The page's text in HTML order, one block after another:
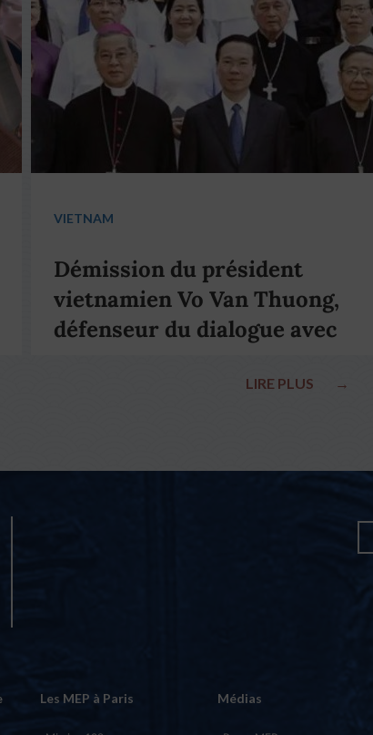
VIETNAM
Démission du président
vietnamien Vo Van Thuong,
défenseur du dialogue avec
LIRE PLUS →
Les MEP à Paris Médias